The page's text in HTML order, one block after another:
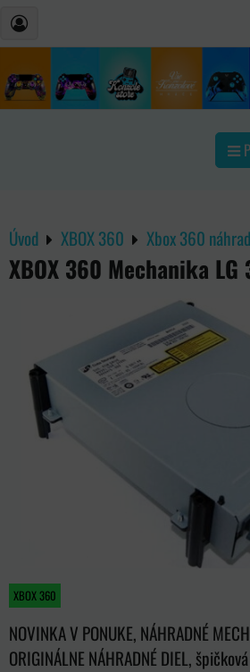
Úvod XBOX 360 Xbox 360
XBOX 360 Mechanika LG
XBOX 360
NOVINKA V PONUKE, NÁHRADNÉ
ORIGINÁLNE NÁHRADNÉ DIEL,